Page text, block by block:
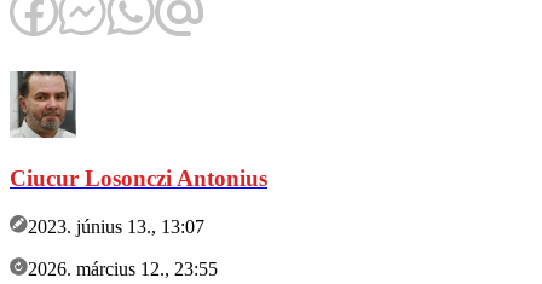
Ciucur Losonczi Antonius
2023. június 13., 13:07
2026. március 12., 23:55